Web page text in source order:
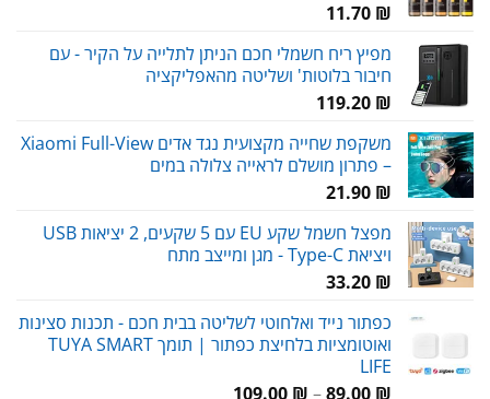
11.70 ₪
מפיץ ריח חשמלי חכם הניתן לתלייה על הקיר - עם
חיבור בלוטות' ושליטה מהאפליקציה
119.20 ₪
משקפת שחייה מקצועית נגד אדים Xiaomi Full-View
– פתרון מושלם לראייה צלולה במים
21.90 ₪
מפצל חשמל שקע EU עם 5 שקעים, 2 יציאות USB
ויציאת Type-C - מגן ומייצב מתח
33.20 ₪
כפתור נייד ואלחוטי לשליטה בבית חכם - תכנות סצינות
ואוטומציות בלחיצת כפתור | תומך TUYA SMART
LIFE
89.00 ₪
–
109.00 ₪